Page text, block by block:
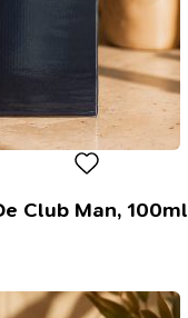
Club Man, 100ml